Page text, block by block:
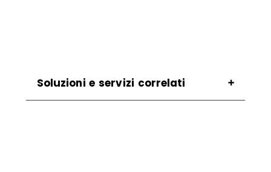
Soluzioni e servizi correlati